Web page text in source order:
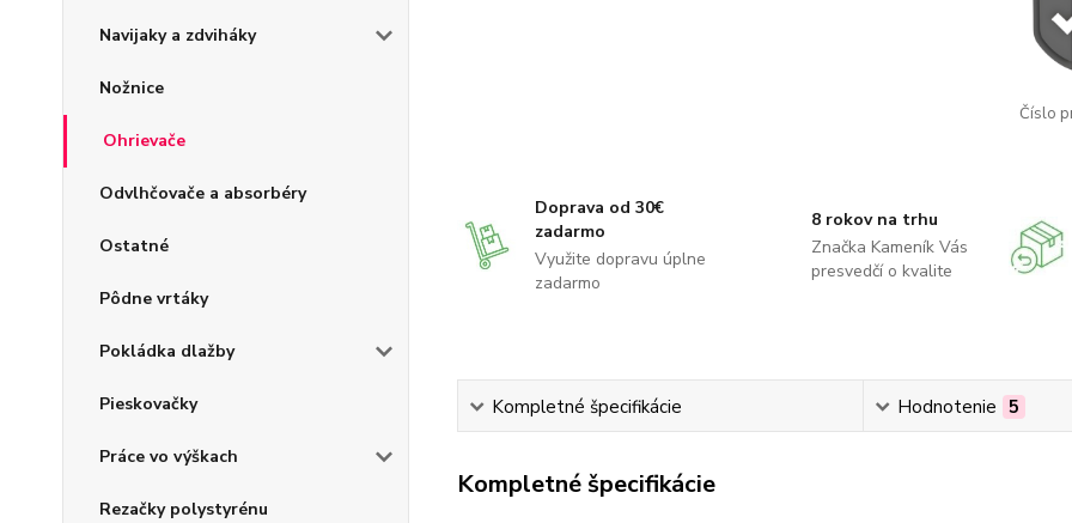
Navijaky a zdviháky
Nožnice
Ohrievače
Odvlhčovače a absorbéry
Ostatné
Pôdne vrtáky
Pokládka dlažby
Pieskovačky
Práce vo výškach
Rezačky polystyrénu
Číslo
Doprava od 30€
zadarmo
Využite dopravu úplne
zadarmo
8 rokov na trhu
Značka Kameník Vás
presvedčí o kvalite
Kompletné špecifikácie Hodnotenie 5
Kompletné špecifikácie